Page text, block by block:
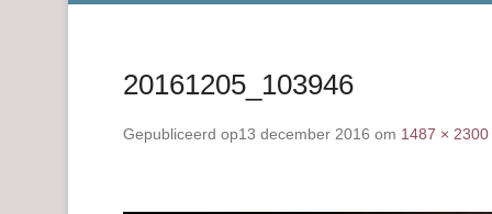
20161205_103946
Gepubliceerd op13 december 2016 om 1487 × 2300